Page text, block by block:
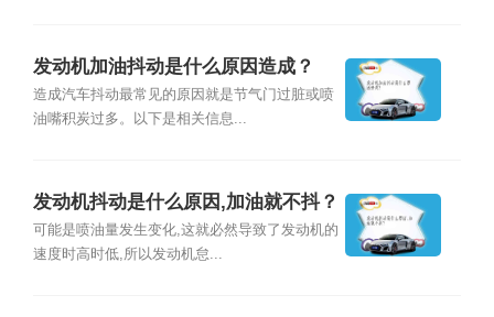
发动机加油抖动是什么原因造成？
造成汽车抖动最常见的原因就是节气门过脏或喷
油嘴积炭过多。以下是相关信息...
发动机抖动是什么原因,加油就不抖？
可能是喷油量发生变化,这就必然导致了发动机的
速度时高时低,所以发动机怠...